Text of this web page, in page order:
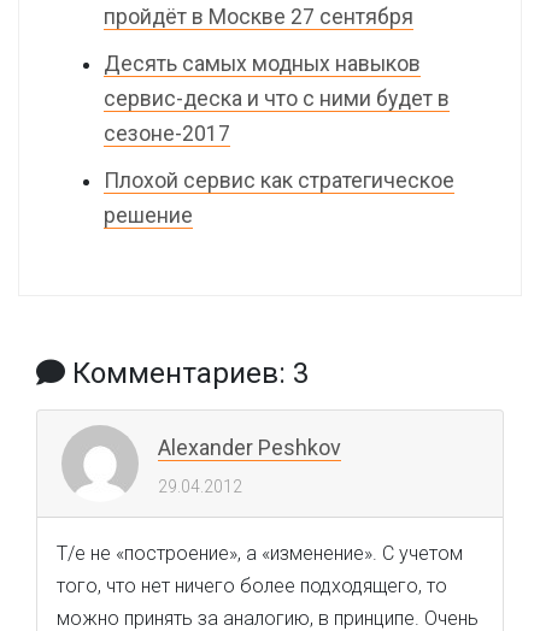
пройдёт в Москве 27 сентября
Десять самых модных навыков
сервис-деска и что с ними будет в
сезоне-2017
Плохой сервис как стратегическое
решение
Комментариев: 3
Alexander Peshkov
29.04.2012
Т/е не «построение», а «изменение». С учетом
того, что нет ничего более подходящего, то
можно принять за аналогию, в принципе. Очень